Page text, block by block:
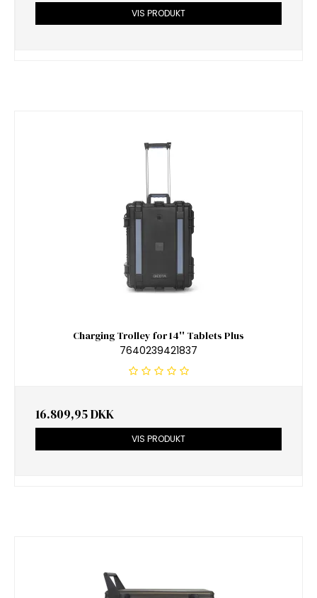
VIS PRODUKT
Charging Trolley for 14'' Tablets Plus
7640239421837
16.809,95 DKK
VIS PRODUKT